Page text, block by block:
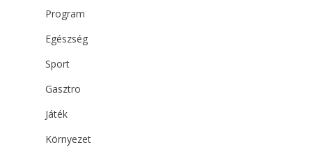
Program
Egészség
Sport
Gasztro
Játék
Környezet